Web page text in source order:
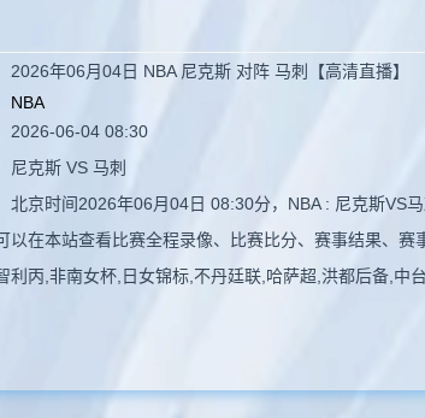
2026年06月04日 NBA 尼克斯 对阵 马刺【高清直播】
NBA
2026-06-04 08:30
尼克斯 VS 马刺
北京时间2026年06月04日 08:30分，NBA : 尼克斯VS
以在本站查看比赛全程录像、比赛比分、赛事结果、
利丙,非南女杯,日女锦标,不丹廷联,哈萨超,洪都后备,中